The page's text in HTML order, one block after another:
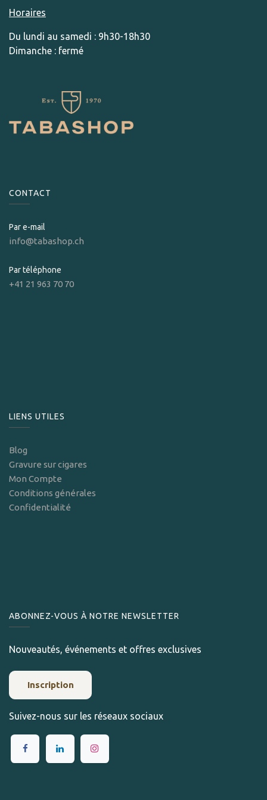
Horaires
Du lundi au samedi : 9h30-18h30
Dimanche : fermé
CONTACT
Par e-mail
info@tabashop.ch
Par téléphone
+41 21 963 70 70
LIENS UTILES
Blog
Gravure sur cigares
Mon Compte
Conditions générales
Confidentialité
ABONNEZ-VOUS À NOTRE NEWSLETTER
Nouveautés, événements et offres exclusives
Inscription
Suivez-nous sur les réseaux sociaux